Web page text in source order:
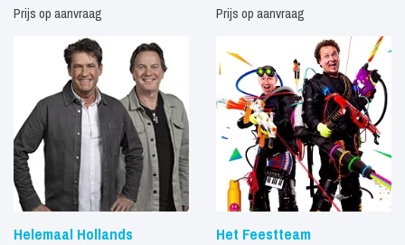
Prijs op aanvraag Prijs op aanvraag
Helemaal Hollands Het Feestteam